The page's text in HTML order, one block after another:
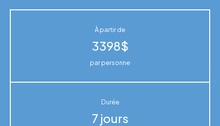
À partir de
3398$
par personne
Durée
7 jours